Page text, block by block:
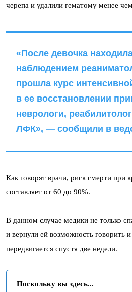
черепа и удалили гематому менее
«После девочка
наблюдением
прошла курс
в ее восстановлении
неврологи,
ЛФК», — сообщили в
Как говорят врачи, риск смерти при
составляет от 60 до 90%.
В данном случае медики не только
и вернули ей возможность говорить
передвигается спустя две недели.
Поскольку вы здесь...